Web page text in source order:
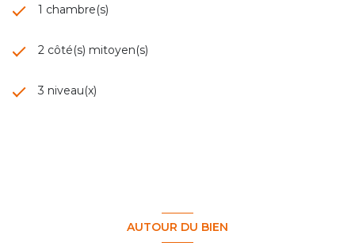
1 chambre(s)
2 côté(s) mitoyen(s)
3 niveau(x)
AUTOUR DU BIEN